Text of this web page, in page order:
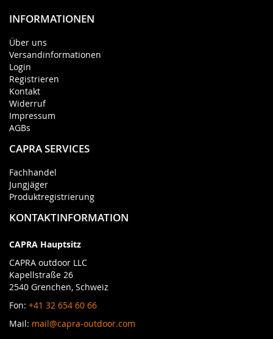
INFORMATIONEN
Über uns
Versandinformationen
Login
Registrieren
Kontakt
Widerruf
Impressum
AGBs
CAPRA SERVICES
Fachhandel
Jungjäger
Produktregistrierung
KONTAKTINFORMATION
CAPRA Hauptsitz
CAPRA outdoor LLC
Kapellstraße 26
2540 Grenchen, Schweiz
Fon: +41 32 654 60 66
Mail: mail@capra-outdoor.com